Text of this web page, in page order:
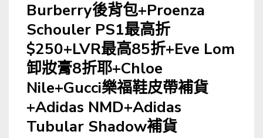
Burberry後背包+Proenza
Schouler PS1最高折
$250+LVR最高85折+Eve Lom
卸妝膏8折耶+Chloe
Nile+Gucci樂福鞋皮帶補貨
+Adidas NMD+Adidas
Tubular Shadow補貨